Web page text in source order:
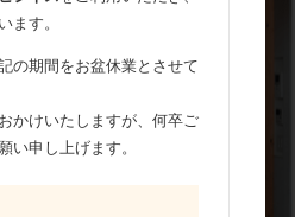
ます。
の期間をお盆休業とさせて
かけいたしますが、何卒ご
い申し上げます。